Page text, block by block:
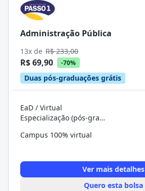
Administração Pública
13x de R$ 233,00
R$ 69,90 -70%
Duas pós-graduações grátis
EaD / Virtual
Especialização (pós-graduação)
Campus 100% virtual
Ver mais detalhes
Quero esta bolsa